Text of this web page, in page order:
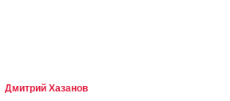
Дмитрий Хазанов